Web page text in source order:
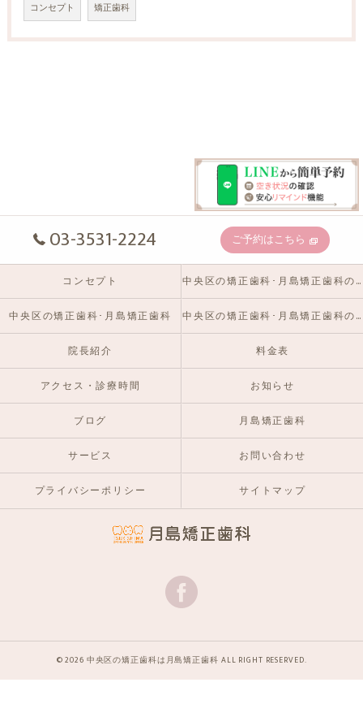
コンセプト 矯正歯科
03-3531-2224 ご予約はこちら
コンセプト 中央区の矯正歯科･月島矯正歯科の口コミ情報
中央区の矯正歯科･月島矯正歯科 中央区の矯正歯科･月島矯正歯科のお客様の声
院長紹介 料金表
アクセス・診療時間 お知らせ
ブログ 月島矯正歯科
サービス お問い合わせ
プライバシーポリシー サイトマップ
© 2026 中央区の矯正歯科は月島矯正歯科 ALL RIGHT RESERVED.